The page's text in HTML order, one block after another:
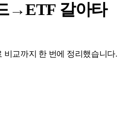
→ETF 갈아타
비교까지 한 번에 정리했습니다.